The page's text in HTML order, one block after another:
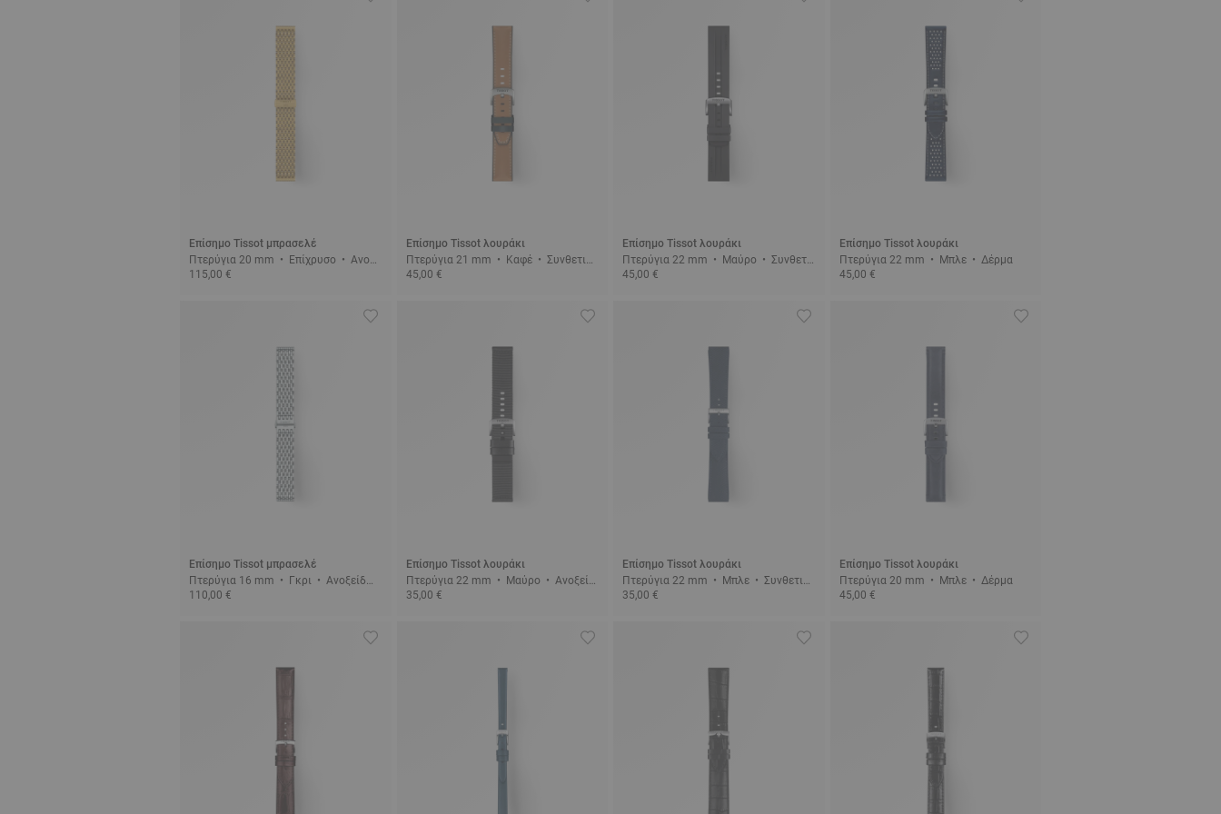
Επίσημο Tissot μπρασελέ
Πτερύγια 20 mm • Επίχρυσο • Ανοξε
ίδωτο ατσάλι
115,00 €
Επίσημο Tissot λουράκι
Πτερύγια 21 mm • Καφέ • Συνθετικ
ό
45,00 €
Επίσημο Tissot λουράκι
Πτερύγια 22 mm • Μαύρο • Συνθετι
κό
45,00 €
Επίσημο Tissot λουράκι
Πτερύγια 22 mm • Μπλε • Δέρμα
45,00 €
Επίσημο Tissot μπρασελέ
Πτερύγια 16 mm • Γκρι • Ανοξείδωτ
ο ατσάλι
110,00 €
Επίσημο Tissot λουράκι
Πτερύγια 22 mm • Μαύρο • Ανοξείδ
ωτο ατσάλι
35,00 €
Επίσημο Tissot λουράκι
Πτερύγια 22 mm • Μπλε • Συνθετικ
ό
35,00 €
Επίσημο Tissot λουράκι
Πτερύγια 20 mm • Μπλε • Δέρμα
45,00 €